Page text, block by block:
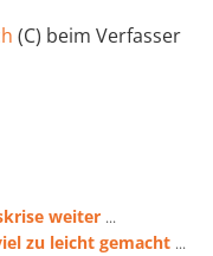
(C) beim Verfasser
weiter ...
zu leicht gemacht ...